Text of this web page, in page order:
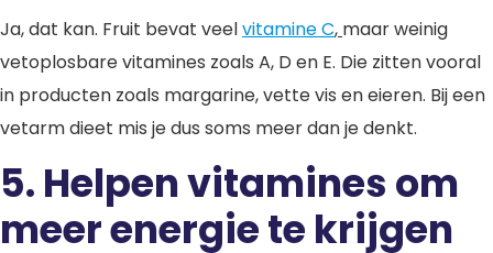
Ja, dat kan. Fruit bevat veelvitamine C, maar weinig
vetoplosbare vitamines zoals A, D en E. Die zitten vooral
in producten zoals margarine, vette vis en eieren. Bij een
vetarm dieet mis je dus soms meer dan je denkt.
5. Helpen vitamines om
meer energie te krijgen